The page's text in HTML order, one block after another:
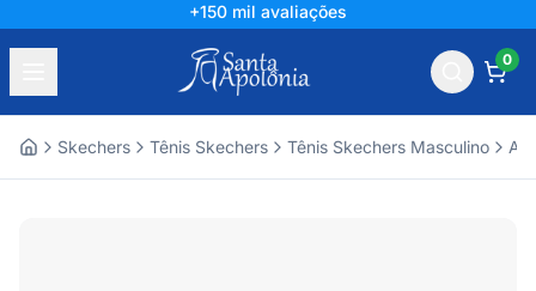
+150 mil avaliações
0
Skechers Tênis Skechers Tênis Skechers Masculino